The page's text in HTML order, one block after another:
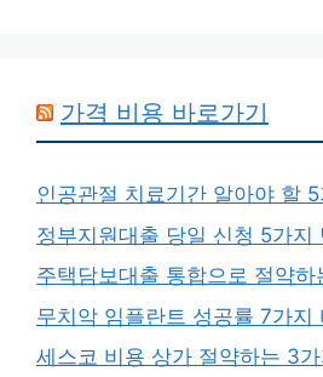
가격 비용 바로가기
인공관절 치료기간 알아야 할 5
정부지원대출 당일 신청 5가지
주택담보대출 통합으로 절약하
무치악 임플란트 성공률 7가지
세스코 비용 상가 절약하는 3